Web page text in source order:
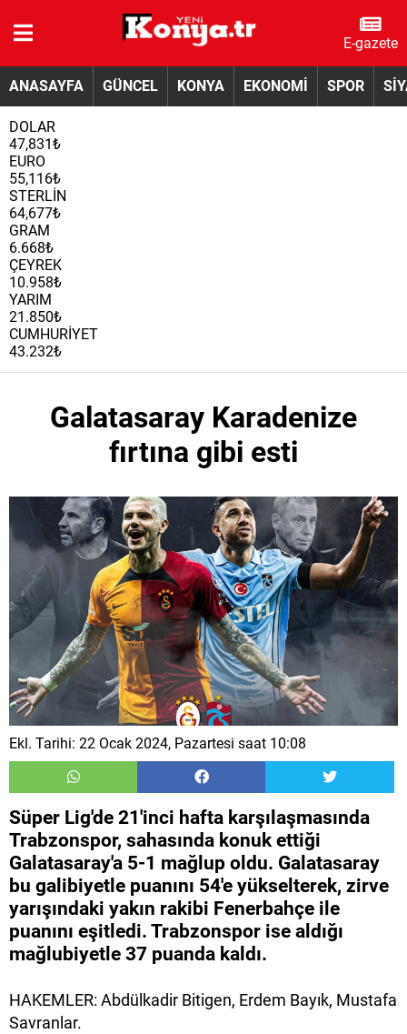
E-gazete
ANASAYFA GÜNCEL KONYA EKONOMİ SPOR
DOLAR
47,831₺
EURO
55,116₺
STERLİN
64,677₺
GRAM
6.668₺
ÇEYREK
10.958₺
YARIM
21.850₺
CUMHURİYET
43.232₺
Galatasaray Karadenize
fırtına gibi esti
Ekl. Tarihi: 22 Ocak 2024, Pazartesi saat 10:08
Süper Lig'de 21'inci hafta karşılaşmasında
Trabzonspor, sahasında konuk ettiği
Galatasaray'a 5-1 mağlup oldu. Galatasaray
bu galibiyetle puanını 54'e yükselterek, zirve
yarışındaki yakın rakibi Fenerbahçe ile
puanını eşitledi. Trabzonspor ise aldığı
mağlubiyetle 37 puanda kaldı.
HAKEMLER: Abdülkadir Bitigen, Erdem Bayık, Mustafa
Savranlar.